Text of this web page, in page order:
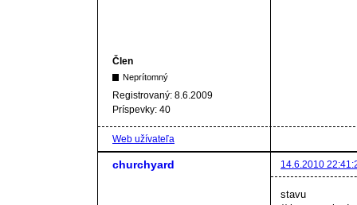
Člen
Neprítomný
Registrovaný: 8.6.2009
Príspevky: 40
Web užívateľa
churchyard 14.6.2010
stavu